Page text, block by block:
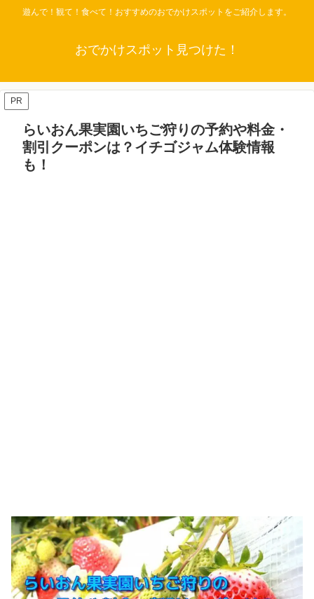
遊んで！観て！食べて！おすすめのおでかけスポットをご紹介します。
おでかけスポット見つけた！
PR
らいおん果実園いちご狩りの予約や料金・
割引クーポンは？イチゴジャム体験情報
も！